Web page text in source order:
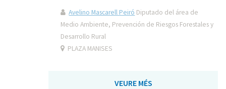
Avelino Mascarell Peiró Diputado del área de
Medio Ambiente, Prevención de Riesgos Forestales y
Desarrollo Rural
PLAZA MANISES
VEURE MÉS